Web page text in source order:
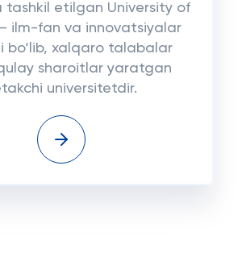
tashkil etilgan University of
ilm-fan va innovatsiyalar
bo‘lib, xalqaro talabalar
sharoitlar yaratgan
universitetdir.